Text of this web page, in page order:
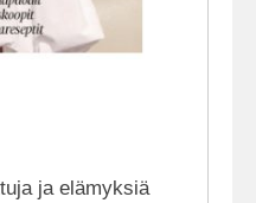
ja elämyksiä